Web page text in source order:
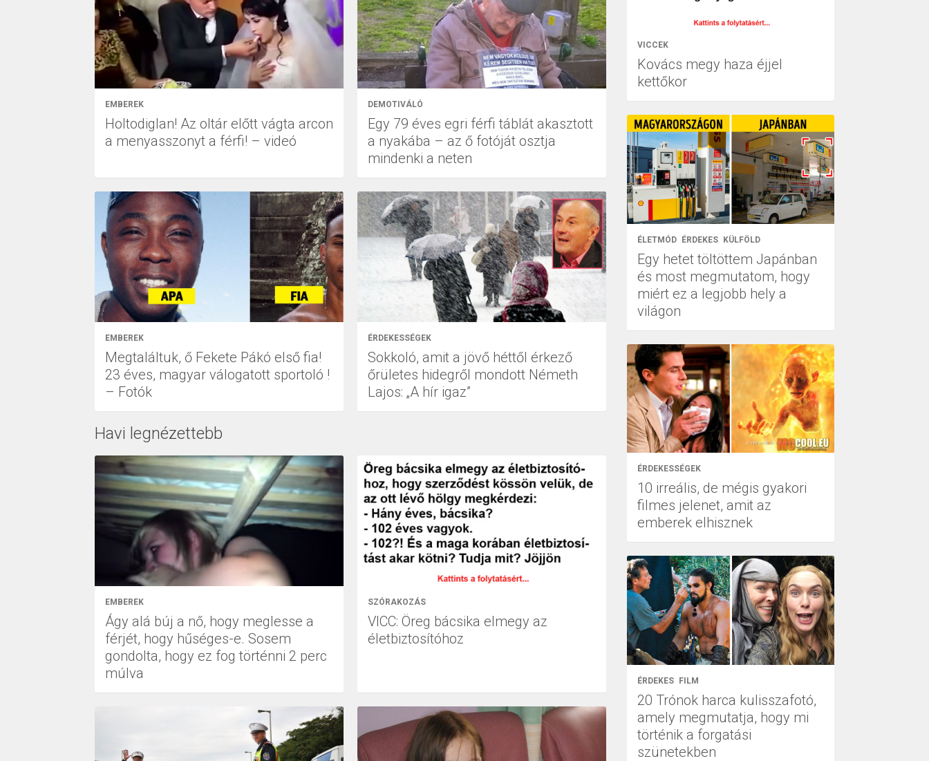
EMBEREK
Holtodiglan! Az oltár előtt vágta arcon
a menyasszonyt a férfi! – videó
DEMOTIVÁLÓ
Egy 79 éves egri férfi táblát akasztott
a nyakába – az ő fotóját osztja
mindenki a neten
EMBEREK
Megtaláltuk, ő Fekete Pákó első fia!
23 éves, magyar válogatott sportoló !
– Fotók
ÉRDEKESSÉGEK
Sokkoló, amit a jövő héttől érkező
őrületes hidegről mondott Németh
Lajos: „A hír igaz”
Havi legnézettebb
EMBEREK
Ágy alá búj a nő, hogy meglesse a
férjét, hogy hűséges-e. Sosem
gondolta, hogy ez fog történni 2 perc
múlva
SZÓRAKOZÁS
VICC: Öreg bácsika elmegy az
életbiztosítóhoz
VICCEK
Kovács megy haza éjjel
kettőkor
ÉLETMÓD ÉRDEKES KÜLFÖLD
Egy hetet töltöttem Japánban
és most megmutatom, hogy
miért ez a legjobb hely a
világon
ÉRDEKESSÉGEK
10 irreális, de mégis gyakori
filmes jelenet, amit az
emberek elhisznek
ÉRDEKES FILM
20 Trónok harca kulisszafotó,
amely megmutatja, hogy mi
történik a forgatási
szünetekben